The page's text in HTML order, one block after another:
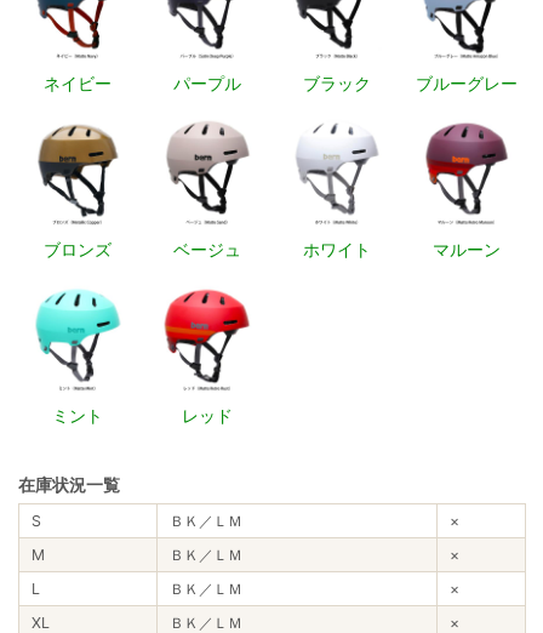
ネイビー パープル ブラック ブルーグレー
ブロンズ ベージュ ホワイト マルーン
ミント レッド
在庫状況一覧
S ＢＫ／ＬＭ
×
M
ＢＫ／ＬＭ
×
L
ＢＫ／ＬＭ
×
XL
ＢＫ／ＬＭ
×